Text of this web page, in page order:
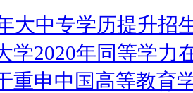
大中专学历提升招
学2020年同等学力
重申中国高等教育